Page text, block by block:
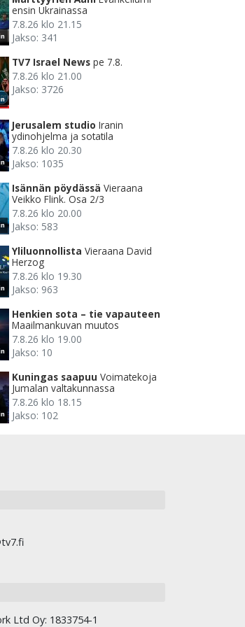
ensin Ukrainassa
7.8.26 klo 21.15
Jakso: 341
TV7 Israel News pe 7.8.
7.8.26 klo 21.00
Jakso: 3726
Jerusalem studio Iranin
ydinohjelma ja sotatila
7.8.26 klo 20.30
Jakso: 1035
Isännän pöydässä Vieraana
Veikko Flink. Osa 2/3
7.8.26 klo 20.00
Jakso: 583
Yliluonnollista Vieraana David
Herzog
7.8.26 klo 19.30
Jakso: 963
Henkien sota – tie vapauteen
Maailmankuvan muutos
7.8.26 klo 19.00
Jakso: 10
Kuningas saapuu Voimatekoja
Jumalan valtakunnassa
7.8.26 klo 18.15
Jakso: 102
Ltd Oy: 1833754-1